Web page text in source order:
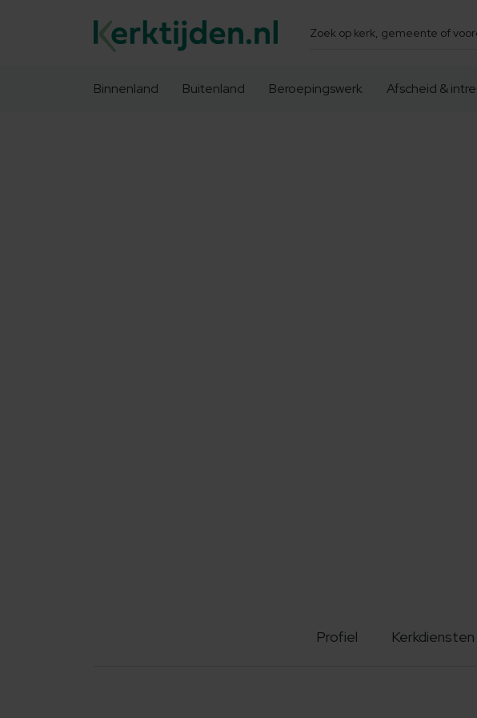
Zoeken
Binnenland Buitenland Beroepingswerk Afscheid &
Profiel Kerkdiensten